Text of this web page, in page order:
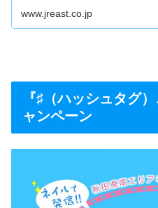
www.jreast.co.jp
『♯（ハッシュタグ
ャンペーン